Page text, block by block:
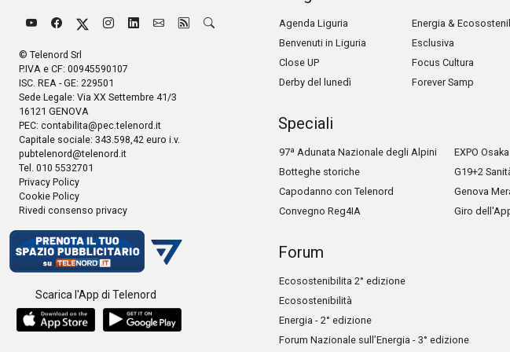
© Telenord Srl
P.IVA e CF: 00945590107
ISC. REA - GE: 229501
Sede Legale: Via XX Settembre 41/3
16121 GENOVA
PEC: contabilita@pec.telenord.it
Capitale sociale: 343.598,42 euro i.v.
pubtelenord@telenord.it
Tel. 010 5532701
Privacy Policy
Cookie Policy
Rivedi consenso privacy
Scarica l'App di Telenord
Agenda Liguria
Benvenuti in Liguria
Close UP
Derby del lunedì
Energia &
Esclusiva
Focus Cultura
Forever Samp
Speciali
97ª Adunata Nazionale degli Alpini
Botteghe storiche
Capodanno con Telenord
Convegno Reg4IA
EXPO
G19+2
Genova
Giro
Forum
Ecosostenibilita 2° edizione
Ecosostenibilità
Energia - 2° edizione
Forum Nazionale sull’Energia - 3° edizione